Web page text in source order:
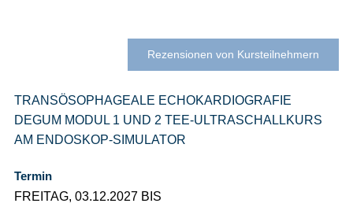
Product Sheet
Rezensionen von Kursteilnehmern
TRANSÖSOPHAGEALE ECHOKARDIOGRAFIE
DEGUM MODUL 1 UND 2 TEE-ULTRASCHALLKURS
AM ENDOSKOP-SIMULATOR
Termin
FREITAG, 03.12.2027 BIS